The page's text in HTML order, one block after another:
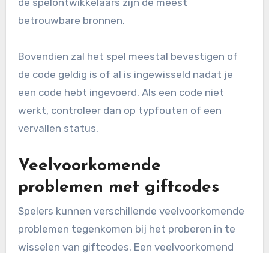
betrouwbare bronnen.
Bovendien zal het spel meestal bevestigen of
de code geldig is of al is ingewisseld nadat je
een code hebt ingevoerd. Als een code niet
werkt, controleer dan op typfouten of een
vervallen status.
Veelvoorkomende
problemen met giftcodes
Spelers kunnen verschillende veelvoorkomende
problemen tegenkomen bij het proberen in te
wisselen van giftcodes. Een veelvoorkomend